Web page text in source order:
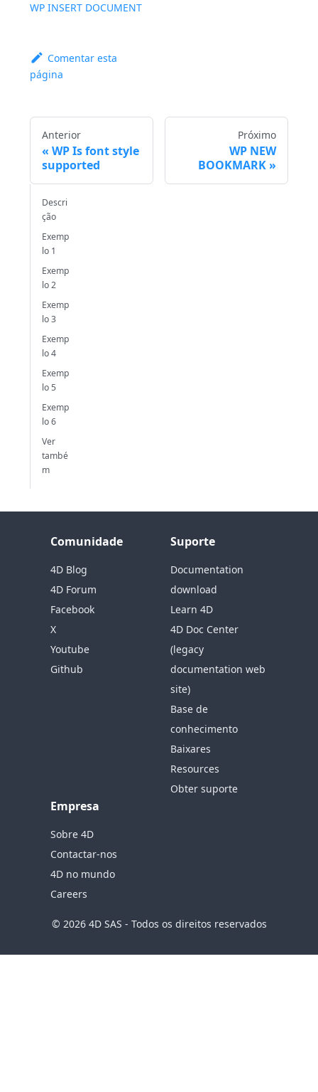
WP INSERT DOCUMENT
Comentar esta
página
Anterior
WP Is font style
supported
Próximo
WP NEW
BOOKMARK
Descri
ção
Exemp
lo 1
Exemp
lo 2
Exemp
lo 3
Exemp
lo 4
Exemp
lo 5
Exemp
lo 6
Ver
també
m
Comunidade
4D Blog
4D Forum
Facebook
X
Youtube
Github
Suporte
Documentation
download
Learn 4D
4D Doc Center
(legacy
documentation web
site)
Base de
conhecimento
Baixares
Resources
Obter suporte
Empresa
Sobre 4D
Contactar-nos
4D no mundo
Careers
© 2026 4D SAS - Todos os direitos reservados